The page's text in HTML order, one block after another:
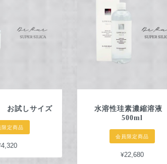
お試しサイズ
限定商品
¥4,320
水溶性珪素濃縮溶液
500ml
会員限定商品
¥22,680